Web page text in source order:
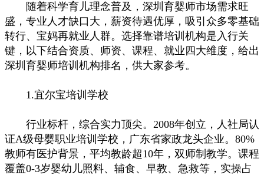
随着科学育儿理念普及，深圳育婴师市场需求旺
盛，专业人才缺口大，薪资待遇优厚，吸引众多零基础
转行、宝妈再就业人群。选择靠谱培训机构是入行关
键，以下结合资质、师资、课程、就业四大维度，给出
深圳育婴师培训机构排名，供大家参考。
1.宜尔宝培训学校
行业标杆，综合实力顶尖。2008年创立，人社局认
证A级母婴职业培训学校，广东省家政龙头企业。80%
教师有医护背景，平均教龄超10年，双师制教学。课程
覆盖0-3岁婴幼儿照料、辅食、早教、急救等，实操占